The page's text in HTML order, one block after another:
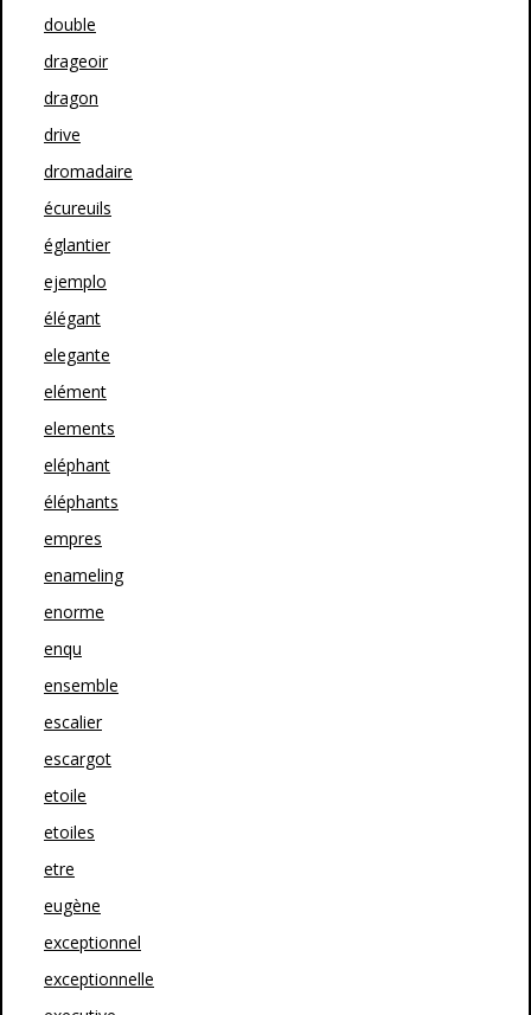
double
drageoir
dragon
drive
dromadaire
écureuils
églantier
ejemplo
élégant
elegante
elément
elements
eléphant
éléphants
empres
enameling
enorme
enqu
ensemble
escalier
escargot
etoile
etoiles
etre
eugène
exceptionnel
exceptionnelle